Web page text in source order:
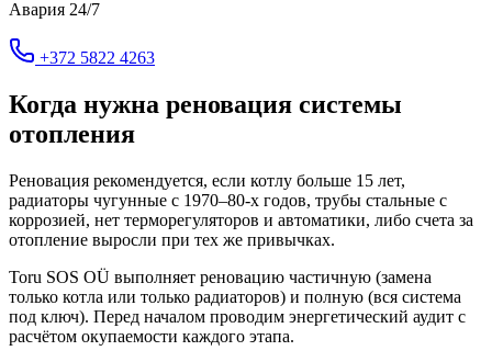
Авария 24/7
+372 5822 4263
Когда нужна реновация системы
отопления
Реновация рекомендуется, если котлу больше 15 лет,
радиаторы чугунные с 1970–80-х годов, трубы стальные с
коррозией, нет терморегуляторов и автоматики, либо счета за
отопление выросли при тех же привычках.
Toru SOS OÜ выполняет реновацию частичную (замена
только котла или только радиаторов) и полную (вся система
под ключ). Перед началом проводим энергетический аудит с
расчётом окупаемости каждого этапа.